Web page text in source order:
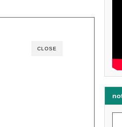
ィリピン収容施設...
CLOSE